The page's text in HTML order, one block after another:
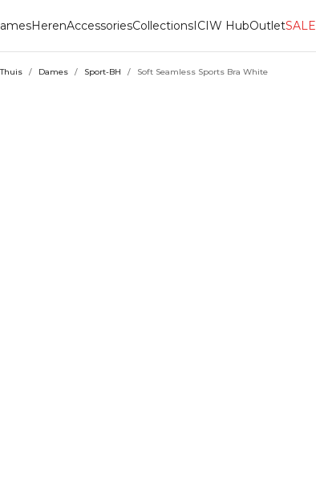
HerenAccessoriesCollectionsICIW HubOutletSALE
Thuis / Dames / Sport-BH / Soft Seamless Sports Bra White